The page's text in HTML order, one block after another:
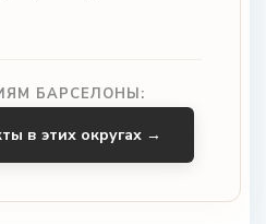
БАРСЕЛОНЫ:
в этих округах →